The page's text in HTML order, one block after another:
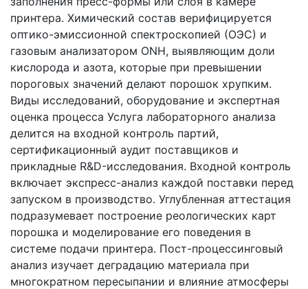
принтера. Химический состав верифицируется
оптико-эмиссионной спектроскопией (ОЭС) и
газовым анализатором ONH, выявляющим доли
кислорода и азота, которые при превышении
пороговых значений делают порошок хрупким.
Виды исследований, оборудование и экспертная
оценка процесса Услуга лабораторного анализа
делится на входной контроль партий,
сертификационный аудит поставщиков и
прикладные R&D-исследования. Входной контроль
включает экспресс-анализ каждой поставки перед
запуском в производство. Углубленная аттестация
подразумевает построение реологических карт
порошка и моделирование его поведения в
системе подачи принтера. Пост-процессинговый
анализ изучает деградацию материала при
многократном пересыпании и влияние атмосферы